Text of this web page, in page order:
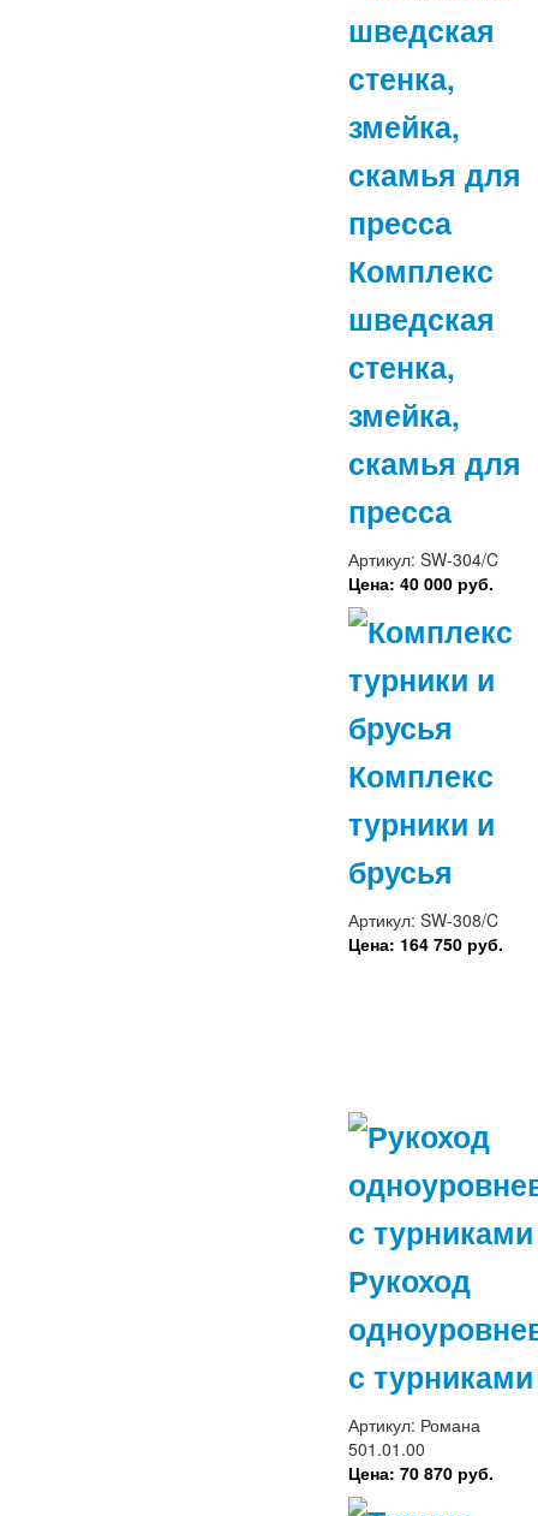
Комплекс
шведская
стенка,
змейка,
скамья для
пресса
Артикул: SW-304/C
Цена: 40 000 руб.
Комплекс
турники и
брусья
Артикул: SW-308/C
Цена: 164 750 руб.
Рукоход
с турниками
Артикул: Романа
501.01.00
Цена: 70 870 руб.